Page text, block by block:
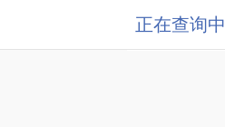
正在查询中